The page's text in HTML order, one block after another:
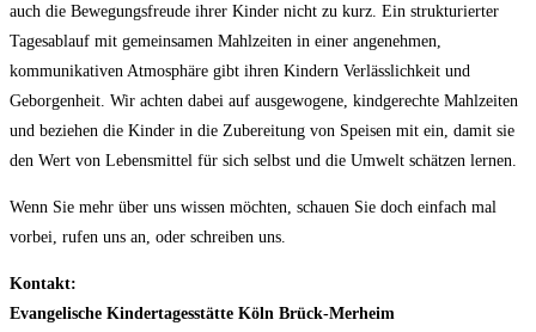
auch die Bewegungsfreude ihrer Kinder nicht zu kurz. Ein strukturierter
Tagesablauf mit gemeinsamen Mahlzeiten in einer angenehmen,
kommunikativen Atmosphäre gibt ihren Kindern Verlässlichkeit und
Geborgenheit. Wir achten dabei auf ausgewogene, kindgerechte Mahlzeiten
und beziehen die Kinder in die Zubereitung von Speisen mit ein, damit sie
den Wert von Lebensmittel für sich selbst und die Umwelt schätzen lernen.
Wenn Sie mehr über uns wissen möchten, schauen Sie doch einfach mal
vorbei, rufen uns an, oder schreiben uns.
Kontakt:
Evangelische Kindertagesstätte Köln Brück-Merheim